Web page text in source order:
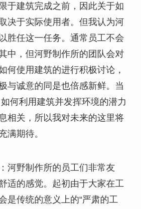
于建筑完成之前，因此关于如
决于实际使用者。但我认为河
胜任这一任务。通常员工不会
中，但河野制作所的团队会对
何使用建筑的进行积极讨论，
与诚意的同是也倍感新鲜。当
何利用建筑并发挥环境的潜力
相关，所以我对未来的这里将
满期待。
河野制作所的员工们非常友
适的感觉。起初由于大家在工
是传统的意义上的“严肃的工